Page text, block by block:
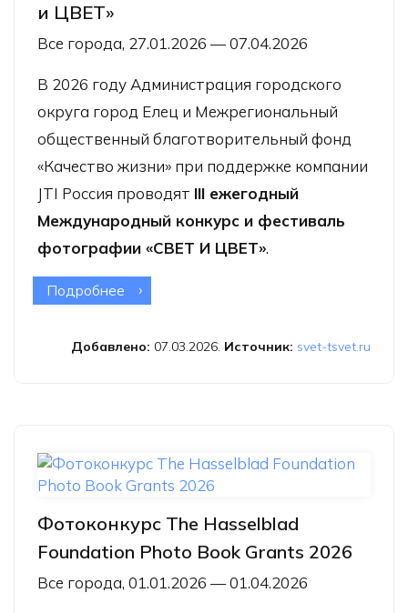
и ЦВЕТ»
Все города, 27.01.2026 — 07.04.2026
В 2026 году Администрация городского
округа город Елец и Межрегиональный
общественный благотворительный фонд
«Качество жизни» при поддержке компании
JTI Россия проводят III ежегодный
Международный конкурс и фестиваль
фотографии «СВЕТ И ЦВЕТ».
Подробнее о Международный конкурс
и ЦВЕТ»
Добавлено: 07.03.2026. Источник: svet-tsvet.ru
Фотоконкурс The Hasselblad
Foundation Photo Book Grants 2026
Все города, 01.01.2026 — 01.04.2026